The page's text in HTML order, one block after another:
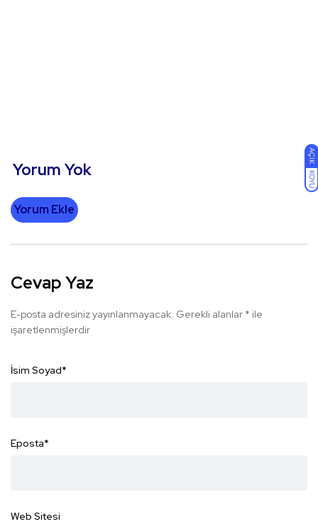
AÇIK
KOYU
Yorum Yok
Yorum Ekle
Cevap Yaz
E-posta adresiniz yayınlanmayacak. Gerekli alanlar * ile
işaretlenmişlerdir
İsim Soyad*
Eposta*
Web Sitesi